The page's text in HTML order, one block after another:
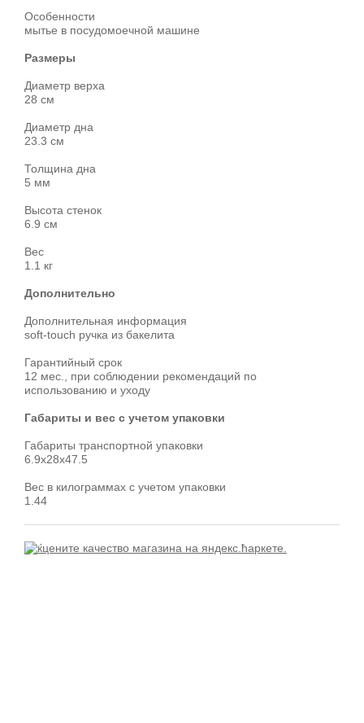
Особенности
мытье в посудомоечной машине
Размеры
Диаметр верха
28 см
Диаметр дна
23.3 см
Толщина дна
5 мм
Высота стенок
6.9 см
Вес
1.1 кг
Дополнительно
Дополнительная информация
soft-touch ручка из бакелита
Гарантийный срок
12 мес., при соблюдении рекомендаций по
использованию и уходу
Габариты и вес с учетом упаковки
Габариты транспортной упаковки
6.9x28x47.5
Вес в килограммах с учетом упаковки
1.44